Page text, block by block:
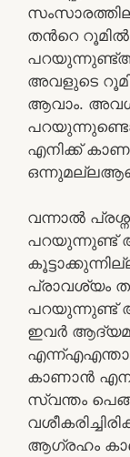
തൻറെ റൂമിൽ
അവളുടെ
ആവാം. അവൾ
എനിക്ക്
വന്നാൽ
പറയുന്നുണ്ട്
പ്രാവശ്യം
പറയുന്നുണ്ട്
ഇവർ
കാണാൻ
സ്വന്തം
ആഗ്രഹം